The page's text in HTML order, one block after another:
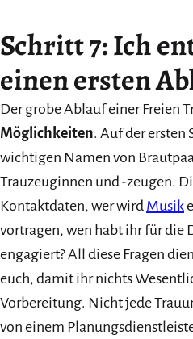
Schritt 7: Ich
einen ersten
Der grobe Ablauf einer Freien
Möglichkeiten. Auf der ersten
wichtigen Namen von
Trauzeuginnen und -zeugen.
Kontaktdaten, wer wird Musik
vortragen, wen habt ihr für die
engagiert? All diese Fragen
euch, damit ihr nichts
Vorbereitung. Nicht jede
von einem